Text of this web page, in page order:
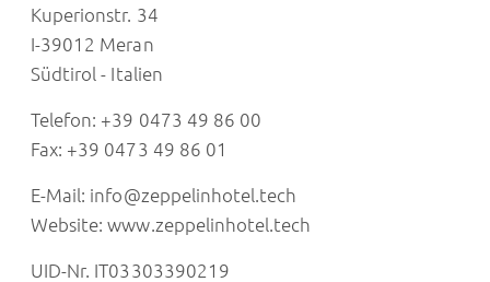
Kuperionstr. 34
I-39012 Meran
Südtirol - Italien
Telefon: +39 0473 49 86 00
Fax: +39 0473 49 86 01
E-Mail: info@zeppelinhotel.tech
Website:www.zeppelinhotel.tech
UID-Nr. IT03303390219